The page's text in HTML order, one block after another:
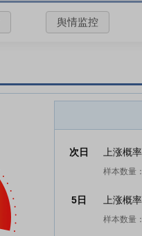
舆情监控
次日 上涨概
样本数量
5日 上涨概
样本数量